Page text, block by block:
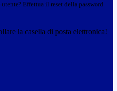
Effettua il reset della password
la casella di posta elettronica!